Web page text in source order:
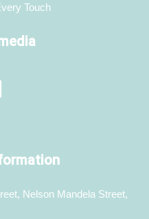
Touch
Nelson Mandela Street,